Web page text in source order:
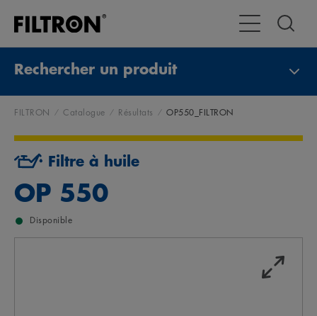
Toggle
Rechercher un produit
FILTRON Catalogue Résultats OP550_FILTRON
Filtre à huile
OP 550
Disponible